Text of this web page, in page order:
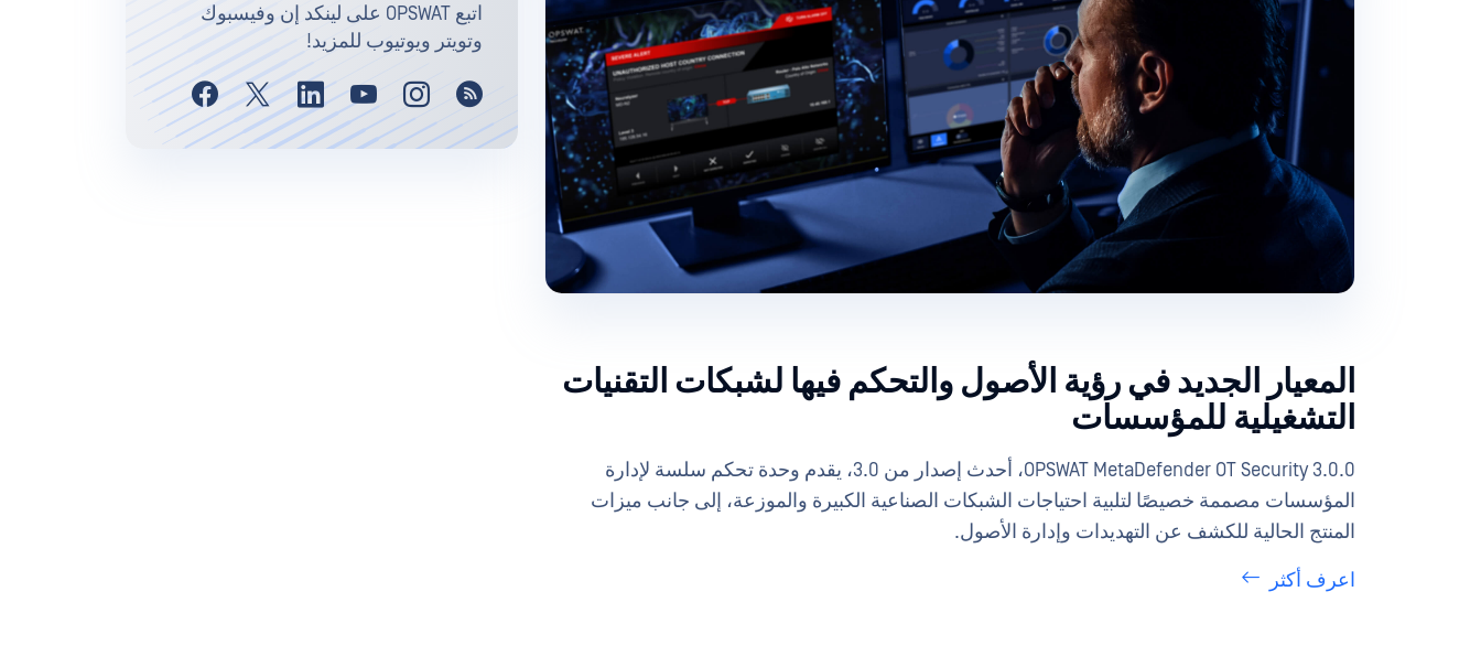
المعيار الجديد في رؤية الأصول والتحكم فيها لشبكات التقنيات
التشغيلية للمؤسسات
OPSWAT MetaDefender OT Security 3.0.0، أحدث إصدار من 3.0، يقدم وحدة تحكم سلسة لإدارة
المؤسسات مصممة خصيصًا لتلبية احتياجات الشبكات الصناعية الكبيرة والموزعة، إلى جانب ميزات
المنتج الحالية للكشف عن التهديدات وإدارة الأصول.
اعرف أكثر
اتبع OPSWAT على لينكد إن وفيسبوك
وتويتر ويوتيوب للمزيد!